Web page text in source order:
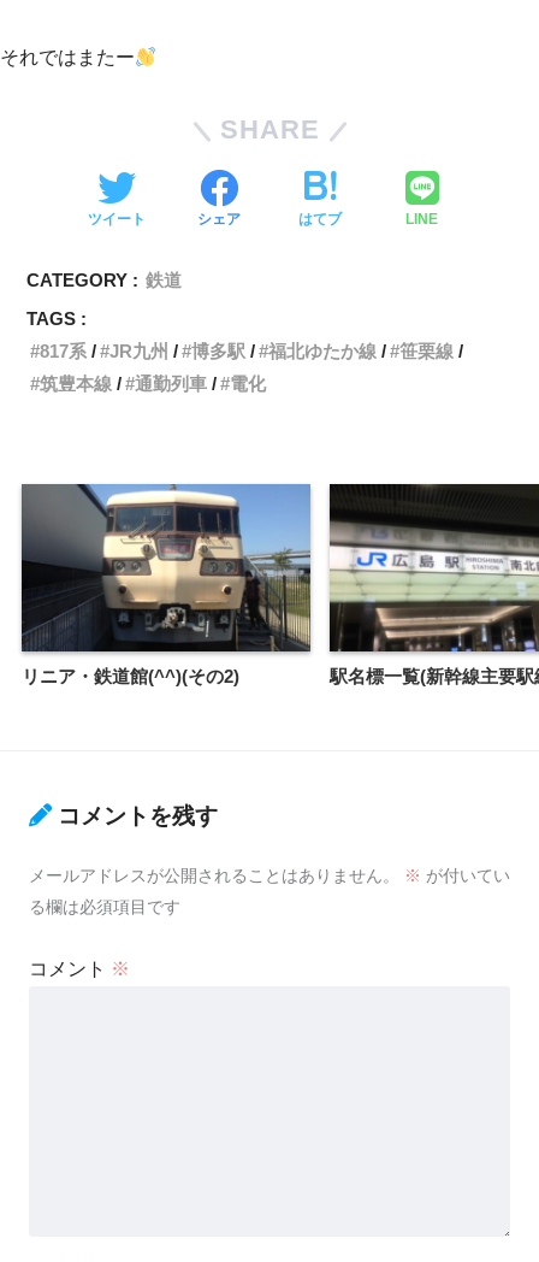
それではまたー
SHARE
ツイート シェア はてブ LINE
CATEGORY : 鉄道
TAGS :
817系
JR九州 博多駅 福北ゆたか線
笹栗線
筑豊本線
通勤列車 電化
リニア・鉄道館(^^)(その2) 駅名標一覧(新幹線主要駅
コメントを残す
メールアドレスが公開されることはありません。 ※ が付いてい
る欄は必須項目です
コメント ※